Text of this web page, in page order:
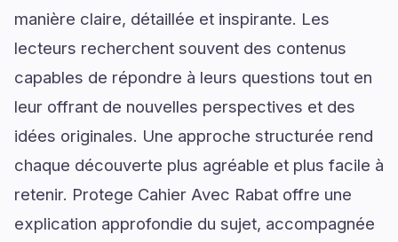
manière claire, détaillée et inspirante. Les
lecteurs recherchent souvent des contenus
capables de répondre à leurs questions tout en
leur offrant de nouvelles perspectives et des
idées originales. Une approche structurée rend
chaque découverte plus agréable et plus facile à
retenir. Protege Cahier Avec Rabat offre une
explication approfondie du sujet, accompagnée